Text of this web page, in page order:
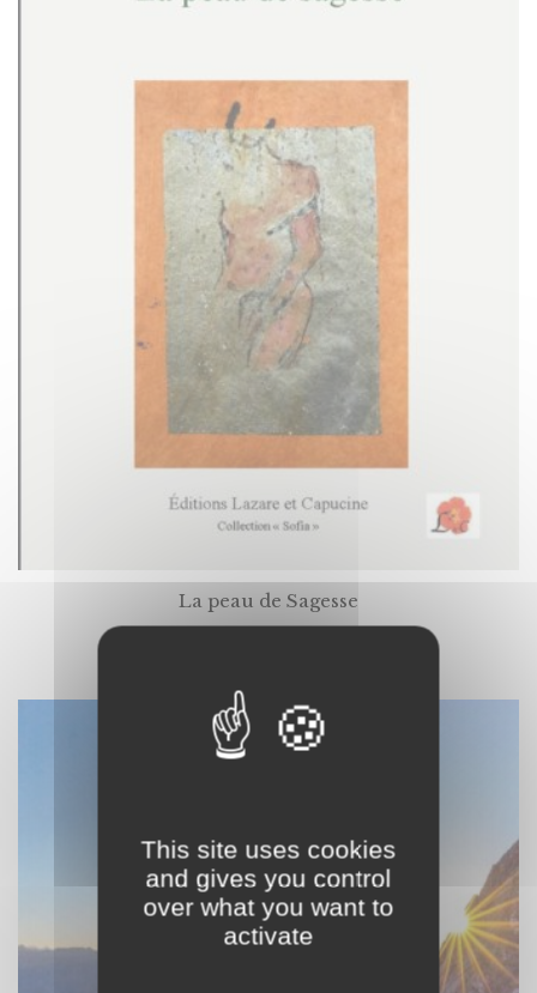
La peau de Sagesse
This site uses cookies
and gives you control
over what you want to
activate